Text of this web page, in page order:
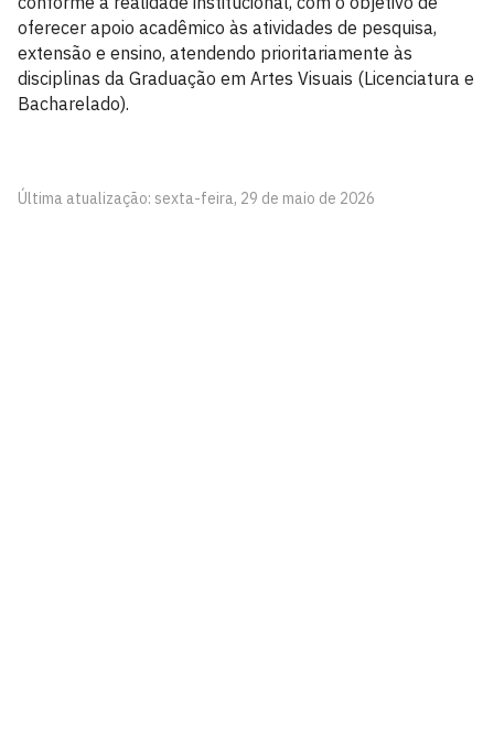
oferecer apoio acadêmico às atividades de pesquisa,
extensão e ensino, atendendo prioritariamente às
disciplinas da Graduação em Artes Visuais (Licenciatura e
Bacharelado).
Última atualização: sexta-feira, 29 de maio de 2026